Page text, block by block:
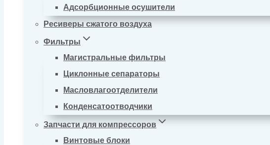
Адсорбционные осушители
Ресиверы сжатого воздуха
Фильтры
Магистральные фильтры
Циклонные сепараторы
Масловлагоотделители
Конденсатоотводчики
Запчасти для компрессоров
Винтовые блоки